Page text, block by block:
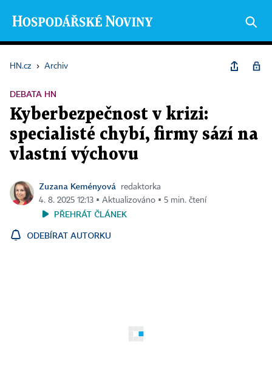
HN.cz › Archiv
DEBATA HN
Kyberbezpečnost v krizi:
specialisté chybí, firmy sází na
vlastní výchovu
Zuzana Keményová
redaktorka
4. 8. 2025 12:13 ▪ Aktualizováno ▪ 5 min. čtení
PŘEHRÁT ČLÁNEK
ODEBÍRAT AUTORKU